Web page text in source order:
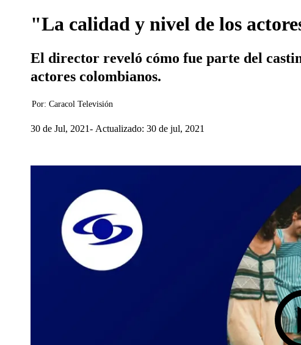
"La calidad y nivel de los
El director reveló cómo fue parte del
actores colombianos.
Por: Caracol Televisión
30 de Jul, 2021 Actualizado: 30 de jul, 2021